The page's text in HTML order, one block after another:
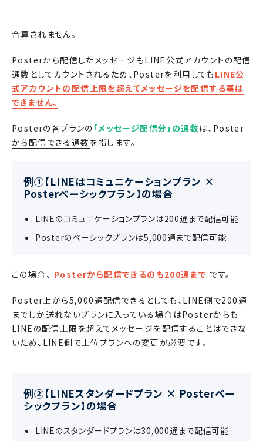
合算されません。
Posterから配信したメッセージもLINE公式アカウントの配信
通数としてカウントされるため、Posterを利用しても LINE公
式アカウントの配信上限を超えてメッセージを配信する事は
できません。
Posterの各プランの 「メッセージ配信分」の通数は、Poster
から配信できる通数 を指します。
例①【LINEはコミュニケーションプラン ×
Posterベーシックプラン】の場合
LINEのコミュニケーションプランは200通まで配信可能
Posterのベーシックプランは5,000通まで配信可能
この場合、 Posterから配信できるのも200通まで です。
Poster上から5,000通配信できるとしても、LINE側で200通
までしか送れないプランに入っている場合はPosterからも
LINEの配信上限を超えてメッセージを配信することはできな
いため、LINE側で上位プランへの変更が必要です。
例②【LINEスタンダードプラン × Posterベー
シックプラン】の場合
LINEのスタンダードプランは30,000通まで配信可能